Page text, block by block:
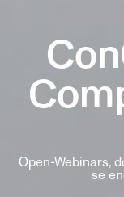
Open-Webinars,
se